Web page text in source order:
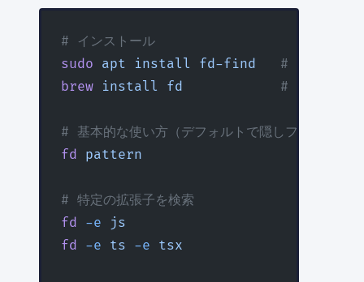
# インストール
sudo apt install fd-find
# Debian/
brew install fd
            # macOS
# 基本的な使い方（デフォルトで隠しファイル
fd pattern
# 特定の拡張子を検索
fd -e js
fd -e ts -e tsx